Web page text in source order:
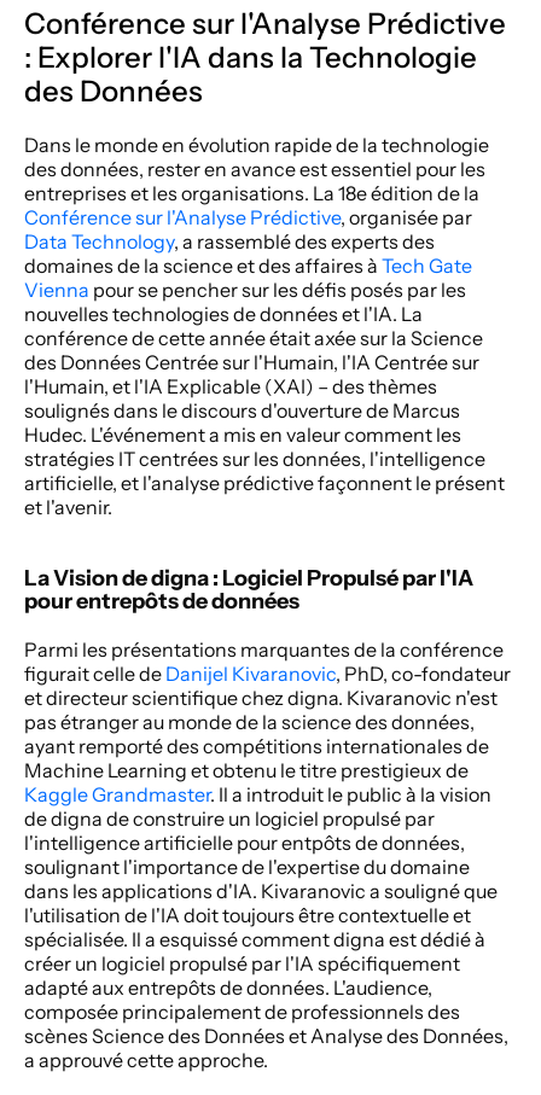
Conférence sur l'Analyse Prédictive
: Explorer l'IA dans la Technologie
des Données
Dans le monde en évolution rapide de la technologie
des données, rester en avance est essentiel pour les
Conférence sur l'Analyse Prédictive
Data Technology, a rassemblé des experts des
domaines de la science et des affaires à Tech Gate
Vienna pour se pencher sur les défis posés par les
nouvelles technologies de données et l'IA. La
conférence de cette année était axée sur la Science
des Données Centrée sur l'Humain, l'IA Centrée sur
l'Humain, et l'IA Explicable (XAI) – des thèmes
soulignés dans le discours d'ouverture de Marcus
Hudec. L'événement a mis en valeur comment les
stratégies IT centrées sur les données, l'intelligence
artificielle, et l'analyse prédictive façonnent le présent
et l'avenir.
La Vision de digna : Logiciel Propulsé par l'IA
pour entrepôts de données
Parmi les présentations marquantes de la conférence
figurait celle de Danijel Kivaranovic, PhD, co-fondateur
et directeur scientifique chez digna. Kivaranovic n'est
pas étranger au monde de la science des données,
ayant remporté des compétitions internationales de
Kaggle Grandmaster. Il a introduit le public à la vision
de digna de construire un logiciel propulsé par
l'intelligence artificielle pour entpôts de données,
soulignant l'importance de l'expertise du domaine
dans les applications d'IA. Kivaranovic a souligné que
l'utilisation de l'IA doit toujours être contextuelle et
spécialisée. Il a esquissé comment digna est dédié à
créer un logiciel propulsé par l'IA spécifiquement
adapté aux entrepôts de données. L'audience,
composée principalement de professionnels des
scènes Science des Données et Analyse des Données,
a approuvé cette approche.